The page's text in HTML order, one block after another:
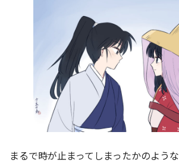
まるで時が止まってしまったかのような